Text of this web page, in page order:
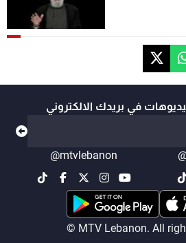
في بريدك الالكتروني
@mtvlebanon
© MTV Lebanon. All